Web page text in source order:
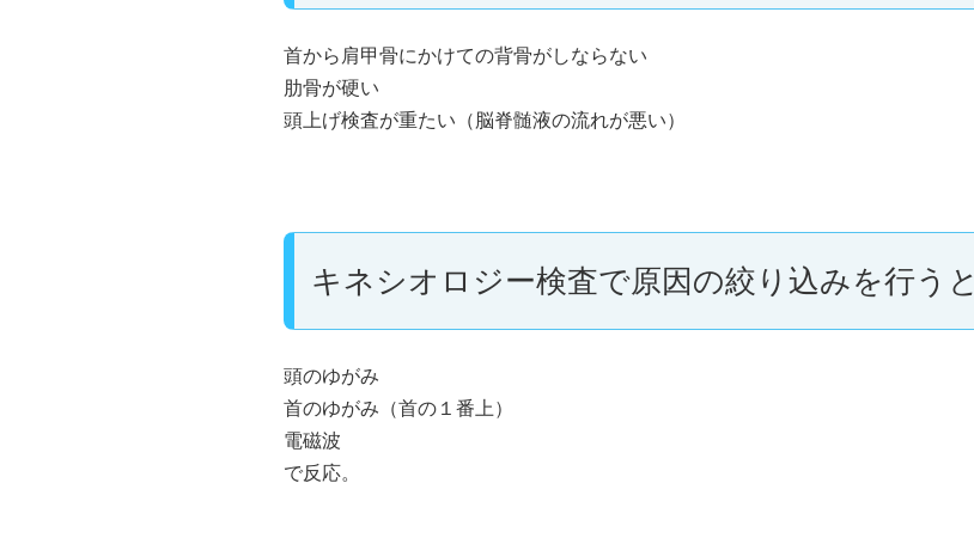
首から肩甲骨にかけての背骨がしならない
肋骨が硬い
頭上げ検査が重たい（脳脊髄液の流れが悪い）
キネシオロジー検査で原因の絞り込みを行うと
頭のゆがみ
首のゆがみ（首の１番上）
電磁波
で反応。